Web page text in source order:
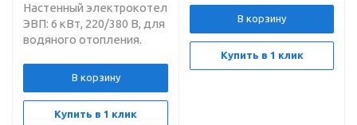
Настенный электрокотел
ЭВП: 6 кВт, 220/380 В, для
водяного отопления.
В корзину
Купить в 1 клик
В корзину
Купить в 1 клик